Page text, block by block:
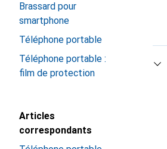
Brassard pour
smartphone
Téléphone portable
Téléphone portable :
film de protection
Articles
correspondants